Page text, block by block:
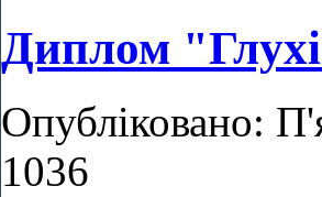
Диплом
Опубліковано:
1036